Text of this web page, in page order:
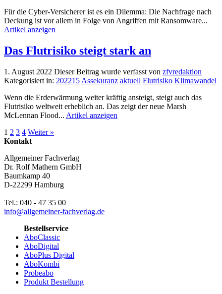
Für die Cyber-Versicherer ist es ein Dilemma: Die Nachfrage nach
Deckung ist vor allem in Folge von Angriffen mit Ransomware...
Artikel anzeigen
Das Flutrisiko steigt stark an
1. August 2022 Dieser Beitrag wurde verfasst von zfvredaktion
Kategorisiert in: 202215 Assekuranz aktuell Flutrisiko Klimawandel
Wenn die Erderwärmung weiter kräftig ansteigt, steigt auch das
Flutrisiko weltweit erheblich an. Das zeigt der neue Marsh
McLennan Flood... Artikel anzeigen
1 2 3 4 Weiter »
Kontakt
Allgemeiner Fachverlag
Dr. Rolf Mathern GmbH
Baumkamp 40
D-22299 Hamburg
Tel.: 040 - 47 35 00
info@allgemeiner-fachverlag.de
Bestellservice
AboClassic
AboDigital
AboPlus Digital
AboKombi
Probeabo
Produkt Bestellung